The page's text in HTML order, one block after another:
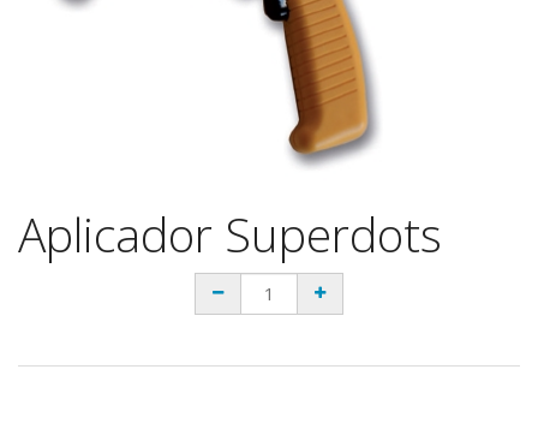
Aplicador Superdots